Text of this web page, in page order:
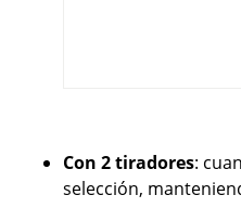
Con 2 tiradores:
selección,